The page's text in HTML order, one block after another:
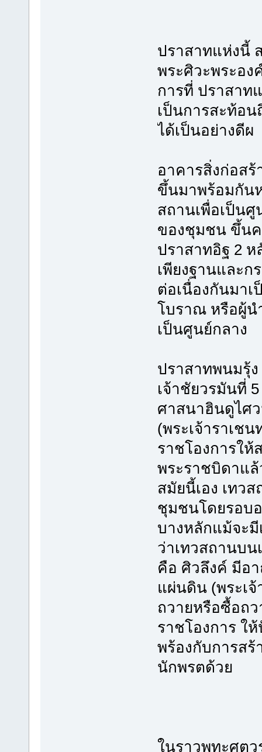
ปราสาทแห่งนี้
พระศิวะพระอ
การที่ ปราสาท
เป็นการสะท้อ
ได้เป็นอย่างดีผ
อาคารสิ่งก่อสร้
ขึ้นมาพร้อมกัน
สถานเพื่อเป็น
ของชุมชน ขึ้นค
ปราสาทอิฐ 2
เพียงฐานและ
ต่อเนื่องกันมา
โบราณ หรือผู้
เป็นศูนย์กลาง
ปราสาทพนมรุ้
เจ้าชัยวรมันที่
ศาสนาฮินดูไศ
(พระเจ้าราเช
ราชโองการให้
พระราชบิดาแ
สมัยนี้เอง เทว
ชุมชนโดยรอบ
บางหลักแม้จะ
ว่าเทวสถานบน
คือ ศิวลึงค์ มีอ
แผ่นดิน (พระเ
ถวายหรือซื้อถ
ราชโองการ ใ
พร้องกับการสร้
นักพรตด้วย
ในราวพุทะศตว